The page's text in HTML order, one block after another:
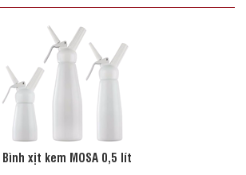
Bình xịt kem MOSA 0,5 lít